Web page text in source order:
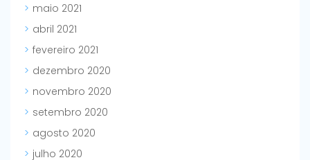
maio 2021
abril 2021
fevereiro 2021
dezembro 2020
novembro 2020
setembro 2020
agosto 2020
julho 2020